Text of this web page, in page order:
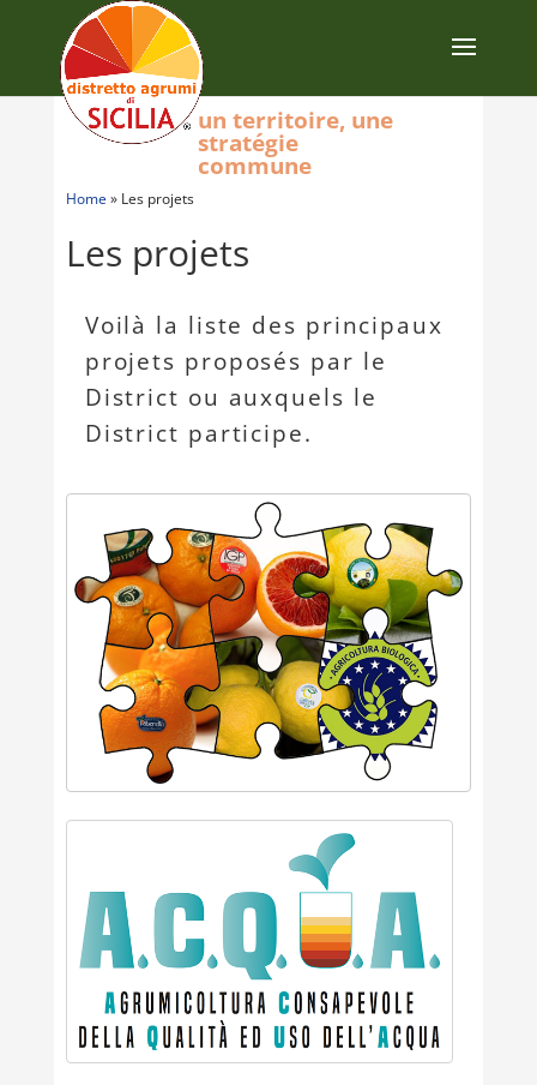
Home » Les projets
Les projets
Voilà la liste des principaux
projets proposés par le
District ou auxquels le
District participe.
un territoire, une
stratégie
commune